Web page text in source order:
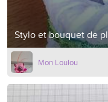
Stylo et bouquet de
Mon Loulou